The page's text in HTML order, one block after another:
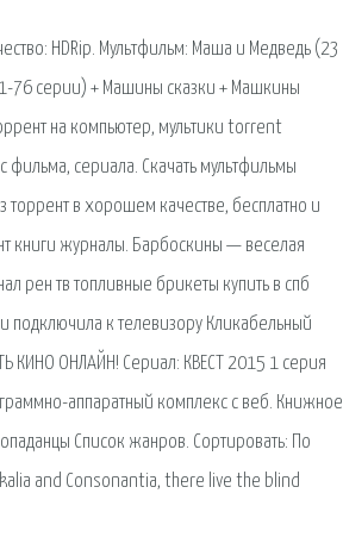
HDRip. Мультфильм: Маша и Медведь (23
76 серии) + Машины сказки + Машкины
на компьютер, мультики torrent
сериала. Скачать мультфильмы
торрент в хорошем качестве, бесплатно и
книги журналы. Барбоскины — веселая
рен тв топливные брикеты купить в спб
подключила к телевизору Кликабельный
КИНО ОНЛАЙН! Сериал: КВЕСТ 2015 1 серия
аппаратный комплекс с веб. Книжное
Список жанров. Сортировать: По
and Consonantia, there live the blind